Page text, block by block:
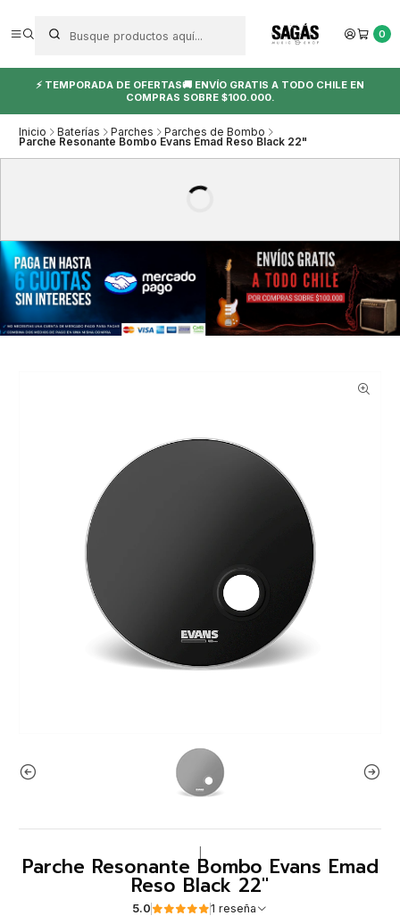
0
⚡ TEMPORADA DE OFERTAS🚚 ENVÍO GRATIS A TODO CHILE EN
COMPRAS SOBRE $100.000.
Inicio Baterías Parches Parches de Bombo
Parche Resonante Bombo Evans Emad Reso Black 22"
Parche Resonante Bombo Evans Emad
Reso Black 22"
5.0 1 reseña